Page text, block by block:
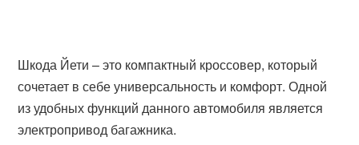
Шкода Йети – это компактный кроссовер, который
сочетает в себе универсальность и комфорт. Одной
из удобных функций данного автомобиля является
электропривод багажника.